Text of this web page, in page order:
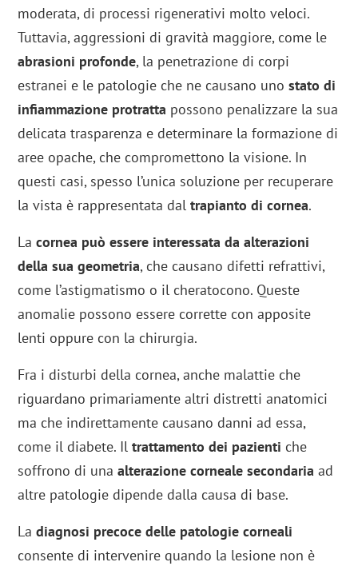
moderata, di processi rigenerativi molto veloci.
Tuttavia, aggressioni di gravità maggiore, come le
abrasioni profonde, la penetrazione di corpi
estranei e le patologie che ne causano unostato di
infiammazione protratta possono penalizzare la sua
delicata trasparenza e determinare la formazione di
aree opache, che compromettono la visione. In
questi casi, spesso l’unica soluzione per recuperare
la vista è rappresentata dal trapianto di cornea.
Lacornea può essere interessata da alterazioni
della sua geometria, che causano difetti refrattivi,
come l’astigmatismo o il cheratocono. Queste
anomalie possono essere corrette con apposite
lenti oppure con la chirurgia.
Fra i disturbi della cornea, anche malattie che
riguardano primariamente altri distretti anatomici
ma che indirettamente causano danni ad essa,
come il diabete. Iltrattamento dei pazienti che
soffrono di una alterazione corneale secondariaad
altre patologie dipende dalla causa di base.
Ladiagnosi precoce delle patologie corneali
consente di intervenire quando la lesione non è